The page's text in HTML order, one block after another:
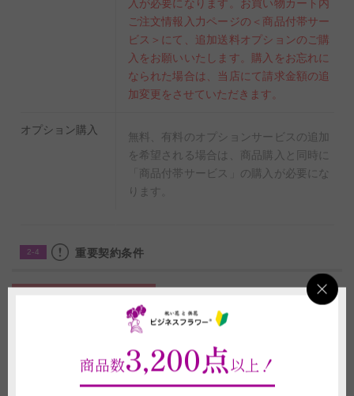
入が必要になります。お買い物カート内
ご注文情報入力ページの＜商品付帯サー
ビス＞にて、追加送料オプションのご購
入をお願いいたします。購入をお忘れに
なられた場合は、当店にて請求金額の追
加変更をさせていただきます。
オプション購入
無料、有料のオプションサービスの追加
を希望される場合は、商品購入と同時に
「商品付帯サービス」の購入が必要にな
ります。
2-4 重要契約条件
(1)掲載写真はイメージのため、品種、色あい、デザイン、ボリューム感な
どは状況により差異がございます。また、メッセージカードやラッピング資
材等の形状や素材等は掲載イメージ写真と異なる場合がございます。これら
イメージ写真と現物との違いを理由とする返品、返金、交換、その他の請求
などには応じかねますので予めご了承ください。
商品数3,200点以上！